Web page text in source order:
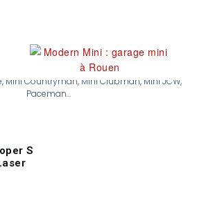
occasions
Mini Countryman, Mini Clubman, Mini JCW,
Paceman...
S